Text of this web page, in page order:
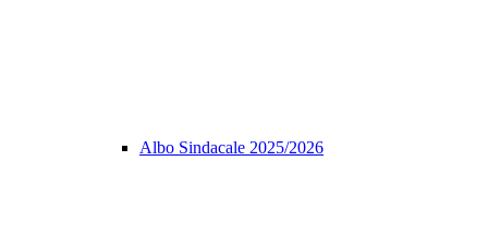
Albo Sindacale 2025/2026